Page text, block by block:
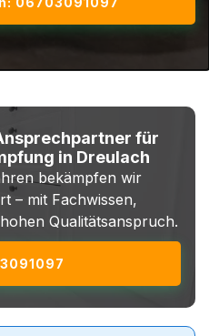
für
in Dreulach
bekämpfen wir
– mit Fachwissen,
Qualitätsanspruch.